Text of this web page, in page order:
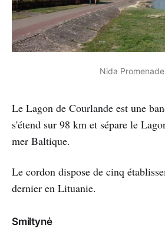
Nida Promenade
Le Lagon de Courlande est une
s'étend sur 98 km et sépare le
mer Baltique.
Le cordon dispose de cinq
dernier en Lituanie.
Smiltynė